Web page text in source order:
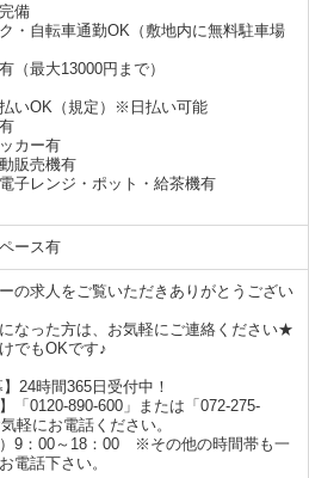
備
・自転車通勤OK（敷地内に無料駐車場
（最大13000円まで）
いOK（規定）※日払い可能
カー有
販売機有
子レンジ・ポット・給茶機有
ース有
の求人をご覧いただきありがとうござい
なった方は、お気軽にご連絡ください★
でもOKです♪
】24時間365日受付中！
】「0120-890-600」または「072-275-
軽にお電話ください。
）9：00～18：00 ※その他の時間帯も一
電話下さい。